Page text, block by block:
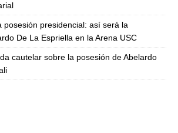
posesión presidencial: así será la
De La Espriella en la Arena USC
cautelar sobre la posesión de Abelardo